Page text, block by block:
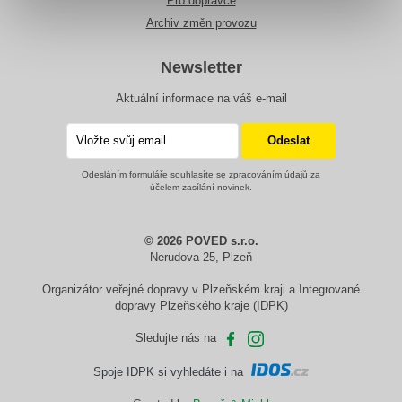
Archiv změn provozu
Newsletter
Aktuální informace na váš e-mail
Odesláním formuláře souhlasíte se zpracováním údajů za
účelem zasílání novinek.
© 2026 POVED s.r.o.
Nerudova 25, Plzeň
Organizátor veřejné dopravy v Plzeňském kraji a Integrované
dopravy Plzeňského kraje (IDPK)
Sledujte nás na
Spoje IDPK si vyhledáte i na